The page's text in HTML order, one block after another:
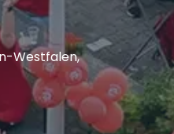
Westfalen,